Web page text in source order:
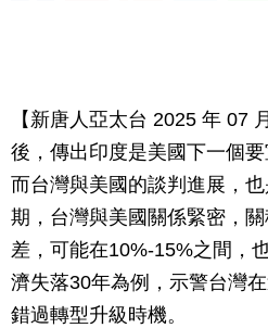
【新唐人亞太台 2025 年 07
後，傳出印度是美國下一個
而台灣與美國的談判進展，
期，台灣與美國關係緊密，
差，可能在10%-15%之間，
濟失落30年為例，示警台灣
錯過轉型升級時機。